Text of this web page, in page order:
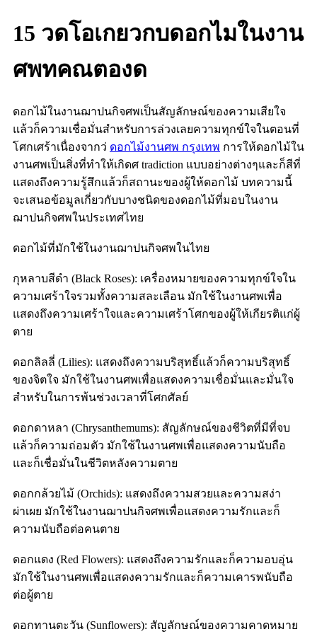
15 วดโอเกยวกบดอกไมในงาน
ศพทคณตองด
ดอกไม้ในงานฌาปนกิจศพเป็นสัญลักษณ์ของความเสียใจ
แล้วก็ความเชื่อมั่นสำหรับการล่วงเลยความทุกข์ใจในตอนที่
โศกเศร้าเนื่องจากว่ ดอกไม้งานศพ กรุงเทพ การให้ดอกไม้ใน
งานศพเป็นสิ่งที่ทำให้เกิดศ tradiction แบบอย่างต่างๆและก็สีที่
แสดงถึงความรู้สึกแล้วก็สถานะของผู้ให้ดอกไม้ บทความนี้
จะเสนอข้อมูลเกี่ยวกับบางชนิดของดอกไม้ที่มอบในงาน
ฌาปนกิจศพในประเทศไทย
ดอกไม้ที่มักใช้ในงานฌาปนกิจศพในไทย
กุหลาบสีดำ (Black Roses): เครื่องหมายของความทุกข์ใจใน
ความเศร้าใจรวมทั้งความสละเลือน มักใช้ในงานศพเพื่อ
แสดงถึงความเศร้าใจและความเศร้าโศกของผู้ให้เกียรติแก่ผู้
ตาย
ดอกลิลลี่ (Lilies): แสดงถึงความบริสุทธิ์แล้วก็ความบริสุทธิ์
ของจิตใจ มักใช้ในงานศพเพื่อแสดงความเชื่อมั่นและมั่นใจ
สำหรับในการพ้นช่วงเวลาที่โศกศัลย์
ดอกดาหลา (Chrysanthemums): สัญลักษณ์ของชีวิตที่มีที่จบ
แล้วก็ความถ่อมตัว มักใช้ในงานศพเพื่อแสดงความนับถือ
และก็เชื่อมั่นในชีวิตหลังความตาย
ดอกกล้วยไม้ (Orchids): แสดงถึงความสวยและความสง่า
ผ่าเผย มักใช้ในงานฌาปนกิจศพเพื่อแสดงความรักและก็
ความนับถือต่อคนตาย
ดอกแดง (Red Flowers): แสดงถึงความรักและก็ความอบอุ่น
มักใช้ในงานศพเพื่อแสดงความรักและก็ความเคารพนับถือ
ต่อผู้ตาย
ดอกทานตะวัน (Sunflowers): สัญลักษณ์ของความคาดหมาย